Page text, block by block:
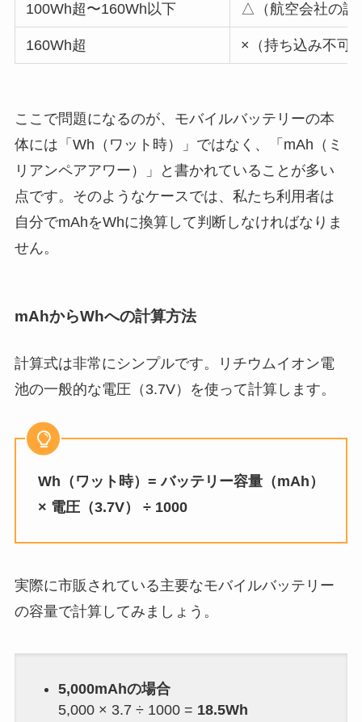
100Wh超〜160Wh以下 △（航空会社の許
160Wh超 ×（持ち込み不可
ここで問題になるのが、モバイルバッテリーの本
体には「Wh（ワット時）」ではなく、「mAh（ミ
リアンペアアワー）」と書かれていることが多い
点です。そのようなケースでは、私たち利用者は
自分でmAhをWhに換算して判断しなければなりま
せん。
mAhからWhへの計算方法
計算式は非常にシンプルです。リチウムイオン電
池の一般的な電圧（3.7V）を使って計算します。
Wh（ワット時）= バッテリー容量（mAh）
× 電圧（3.7V） ÷ 1000
実際に市販されている主要なモバイルバッテリー
の容量で計算してみましょう。
5,000mAhの場合
5,000 × 3.7 ÷ 1000 = 18.5Wh